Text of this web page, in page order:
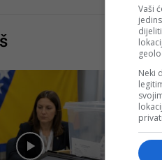
Vaši
Neki